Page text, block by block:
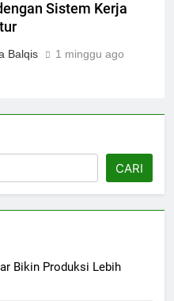
Sistem Kerja
Balqis 1 minggu ago
CARI
Bikin Produksi Lebih